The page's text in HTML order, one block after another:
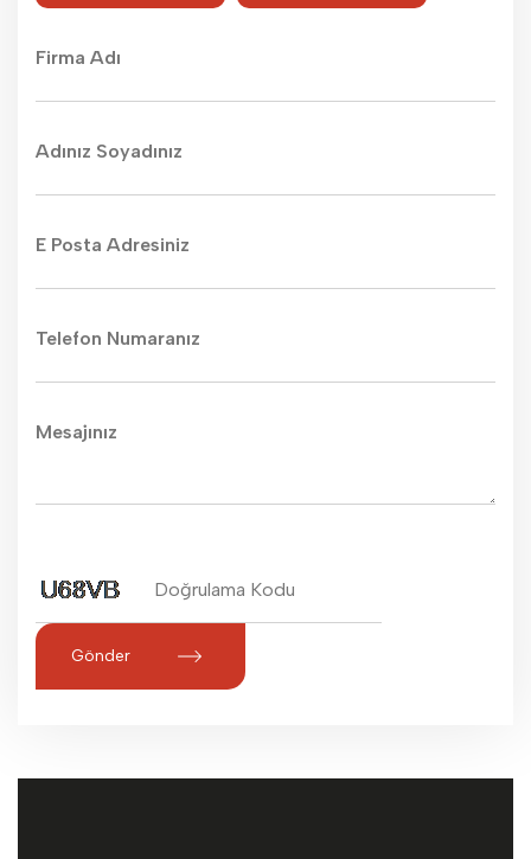
Firma Adı
Adınız Soyadınız
E Posta Adresiniz
Telefon Numaranız
Mesajınız
Gönder